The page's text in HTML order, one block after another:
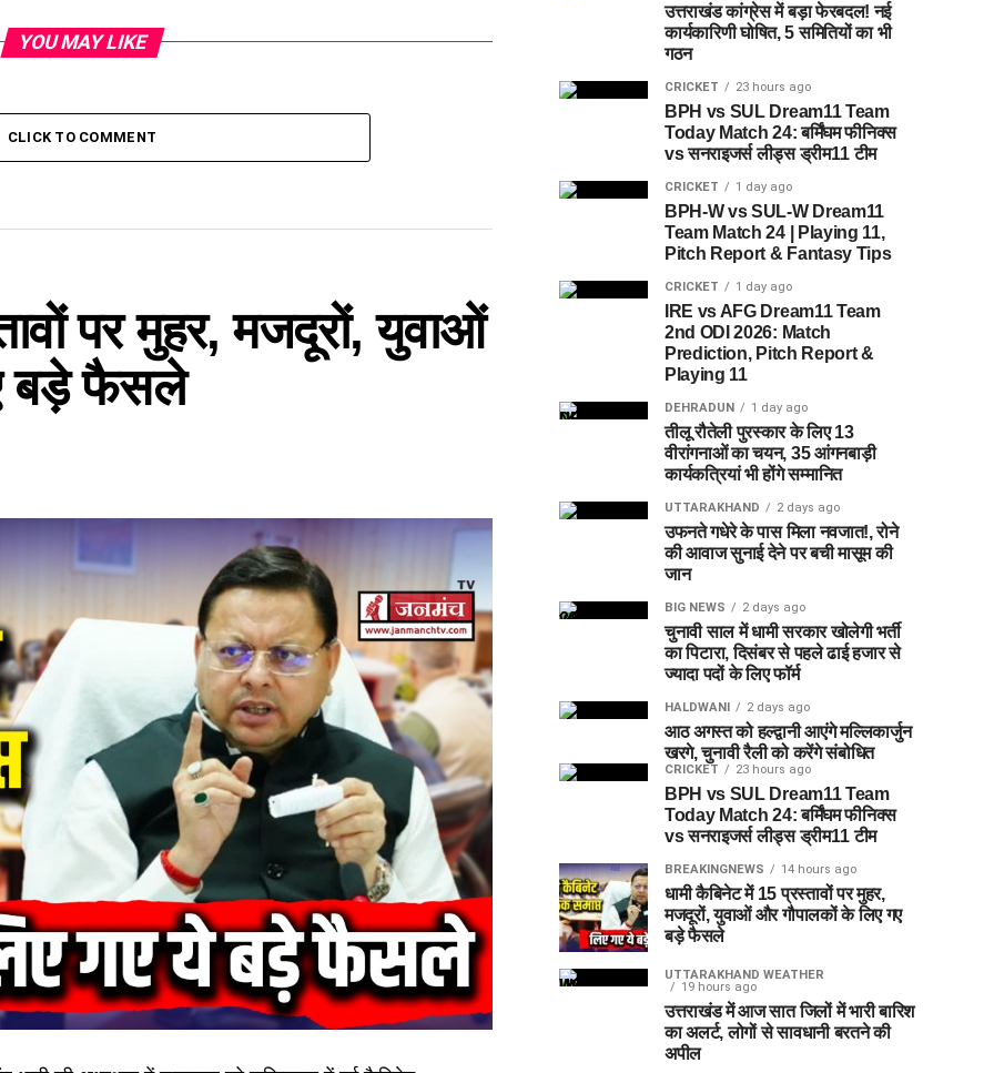
YOU MAY LIKE
CLICK TO COMMENT
पर मुहर, मजदूरों, युवाओं
बड़े फैसले
उत्तराखंड कांग्रेस में बड़ा फेरबदल! नई
कार्यकारिणी घोषित, 5 समितियों का भी
गठन
CRICKET 23 hours ago
BPH vs SUL Dream11 Team
Today Match 24: बर्मिंघम फीनिक्स
vs सनराइजर्स लीड्स ड्रीम11 टीम
CRICKET 1 day ago
BPH-W vs SUL-W Dream11
Team Match 24 | Playing 11,
Pitch Report & Fantasy Tips
CRICKET 1 day ago
IRE vs AFG Dream11 Team
2nd ODI 2026: Match
Prediction, Pitch Report &
Playing 11
DEHRADUN 1 day ago
तीलू रौतेली पुरस्कार के लिए 13
वीरांगनाओं का चयन, 35 आंगनबाड़ी
कार्यकत्रियां भी होंगे सम्मानित
UTTARAKHAND 2 days ago
उफनते गधेरे के पास मिला नवजात!, रोने
की आवाज सुनाई देने पर बची मासूम की
जान
BIG NEWS 2 days ago
चुनावी साल में धामी सरकार खोलेगी भर्ती
का पिटारा, दिसंबर से पहले ढाई हजार से
ज्यादा पदों के लिए फॉर्म
HALDWANI 2 days ago
आठ अगस्त को हल्द्वानी आएंगे मल्लिकार्जुन
खरगे, चुनावी रैली को करेंगे संबोधित
CRICKET 23 hours ago
BPH vs SUL Dream11 Team
Today Match 24: बर्मिंघम फीनिक्स
vs सनराइजर्स लीड्स ड्रीम11 टीम
BREAKINGNEWS 14 hours ago
धामी कैबिनेट में 15 प्रस्तावों पर मुहर,
मजदूरों, युवाओं और गौपालकों के लिए गए
बड़े फैसले
UTTARAKHAND WEATHER
19 hours ago
उत्तराखंड में आज सात जिलों में भारी बारिश
का अलर्ट, लोगों से सावधानी बरतने की
अपील